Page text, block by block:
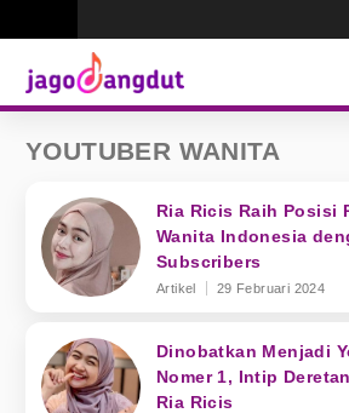
YOUTUBER WANITA
Ria Ricis Raih Posisi
Wanita Indonesia
Subscribers
Artikel 29 Februari 2024
Dinobatkan Menjadi
Nomer 1, Intip
Ria Ricis